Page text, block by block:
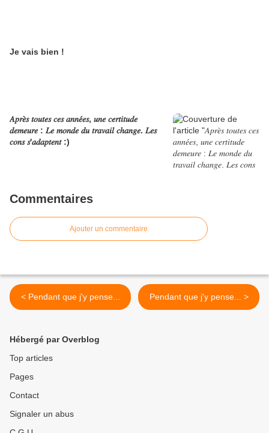
Je vais bien !
𝐴𝑝𝑟𝑒̀𝑠 𝑡𝑜𝑢𝑡𝑒𝑠 𝑐𝑒𝑠 𝑎𝑛𝑛𝑒́𝑒𝑠, 𝑢𝑛𝑒 𝑐𝑒𝑟𝑡𝑖𝑡𝑢𝑑𝑒
𝑑𝑒𝑚𝑒𝑢𝑟𝑒 : 𝐿𝑒 𝑚𝑜𝑛𝑑𝑒 𝑑𝑢 𝑡𝑟𝑎𝑣𝑎𝑖𝑙 𝑐ℎ𝑎𝑛𝑔𝑒. 𝐿𝑒𝑠
𝑐𝑜𝑛𝑠 𝑠'𝑎𝑑𝑎𝑝𝑡𝑒𝑛𝑡 :)
Commentaires
Ajouter un commentaire
< Pendant que j'y pense... Pendant que j'y pense... >
Hébergé par Overblog
Top articles
Pages
Contact
Signaler un abus